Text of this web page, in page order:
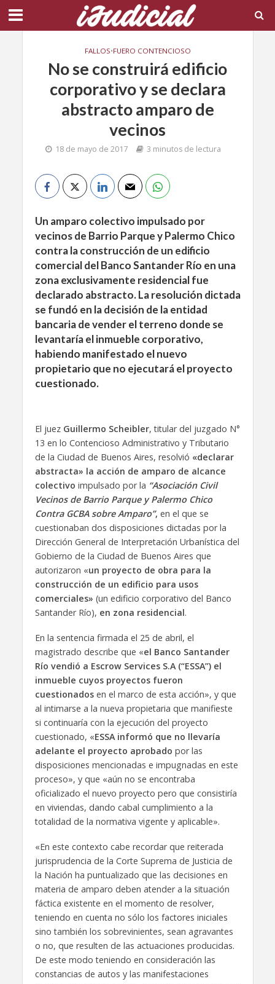
FALLOS•FUERO CONTENCIOSO
No se construirá edificio
corporativo y se declara
abstracto amparo de
vecinos
18 de mayo de 2017 3 minutos de lectura
Un amparo colectivo impulsado por
vecinos de Barrio Parque y Palermo Chico
contra la construcción de un edificio
comercial del Banco Santander Río en una
zona exclusivamente residencial fue
declarado abstracto. La resolución dictada
se fundó en la decisión de la entidad
bancaria de vender el terreno donde se
levantaría el inmueble corporativo,
habiendo manifestado el nuevo
propietario que no ejecutará el proyecto
cuestionado.
El juez Guillermo Scheibler, titular del juzgado N°
13 en lo Contencioso Administrativo y Tributario
de la Ciudad de Buenos Aires, resolvió «declarar
abstracta» la acción de amparo de alcance
colectivo impulsado por la “Asociación Civil
Vecinos de Barrio Parque y Palermo Chico
Contra GCBA sobre Amparo”, en el que se
cuestionaban dos disposiciones dictadas por la
Dirección General de Interpretación Urbanística del
Gobierno de la Ciudad de Buenos Aires que
autorizaron «un proyecto de obra para la
construcción de un edificio para usos
comerciales» (un edificio corporativo del Banco
Santander Río), en zona residencial.
En la sentencia firmada el 25 de abril, el
magistrado describe que «el Banco Santander
Río vendió a Escrow Services S.A (“ESSA”) el
inmueble cuyos proyectos fueron
cuestionadosen el marco de esta acción», y que
al intimarse a la nueva propietaria que manifieste
si continuaría con la ejecución del proyecto
cuestionado, «ESSA informó que no llevaría
adelante el proyecto aprobado por las
disposiciones mencionadas e impugnadas en este
proceso», y que «aún no se encontraba
oficializado el nuevo proyecto pero que consistiría
en viviendas, dando cabal cumplimiento a la
totalidad de la normativa vigente y aplicable».
«En este contexto cabe recordar que reiterada
jurisprudencia de la Corte Suprema de Justicia de
la Nación ha puntualizado que las decisiones en
materia de amparo deben atender a la situación
fáctica existente en el momento de resolver,
teniendo en cuenta no sólo los factores iniciales
sino también los sobrevinientes, sean agravantes
o no, que resulten de las actuaciones producidas.
De este modo teniendo en consideración las
constancias de autos y las manifestaciones